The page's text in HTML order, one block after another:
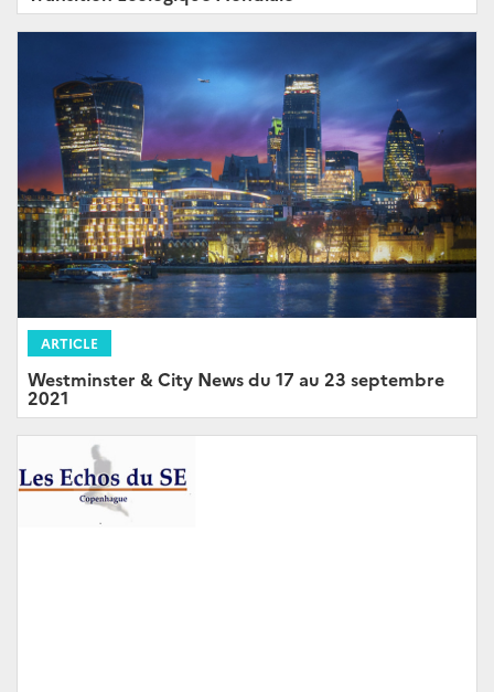
ARTICLE
Westminster & City News du 17 au 23 septembre
2021